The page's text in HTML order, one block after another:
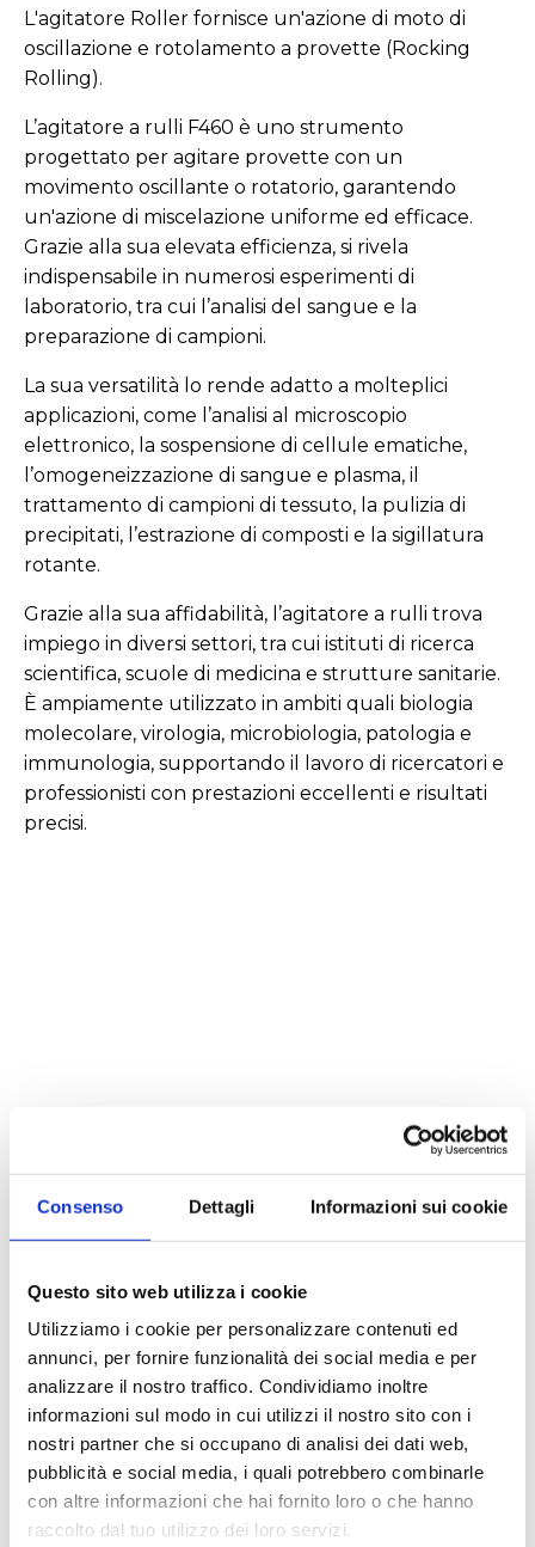
Consenso Dettagli Informazioni sui cookie
Questo sito web utilizza i cookie
Utilizziamo i cookie per personalizzare contenuti ed
annunci, per fornire funzionalità dei social media e per
analizzare il nostro traffico. Condividiamo inoltre
informazioni sul modo in cui utilizzi il nostro sito con i
nostri partner che si occupano di analisi dei dati web,
pubblicità e social media, i quali potrebbero combinarle
con altre informazioni che hai fornito loro o che hanno
raccolto dal tuo utilizzo dei loro servizi.
L'agitatore Roller fornisce un'azione di moto di
oscillazione e rotolamento a provette (Rocking
Rolling).
L’agitatore a rulli F460 è uno strumento
progettato per agitare provette con un
movimento oscillante o rotatorio, garantendo
un'azione di miscelazione uniforme ed efficace.
Grazie alla sua elevata efficienza, si rivela
indispensabile in numerosi esperimenti di
laboratorio, tra cui l’analisi del sangue e la
preparazione di campioni.
La sua versatilità lo rende adatto a molteplici
applicazioni, come l’analisi al microscopio
elettronico, la sospensione di cellule ematiche,
l’omogeneizzazione di sangue e plasma, il
trattamento di campioni di tessuto, la pulizia di
precipitati, l’estrazione di composti e la sigillatura
rotante.
Grazie alla sua affidabilità, l’agitatore a rulli trova
impiego in diversi settori, tra cui istituti di ricerca
scientifica, scuole di medicina e strutture sanitarie.
È ampiamente utilizzato in ambiti quali biologia
molecolare, virologia, microbiologia, patologia e
immunologia, supportando il lavoro di ricercatori e
professionisti con prestazioni eccellenti e risultati
precisi.
Caratteristiche tecniche
F460
Carico massimo: 600g
Condizioni ambient: C da +4 a +60
Dimensioni: mm 420x320x100
N° rulli: n° 6 in PVC
Peso: Kg 2,5
Potenza max: W 25
Timer: 1min - 23h59 min
Velocità: rpm 20-80